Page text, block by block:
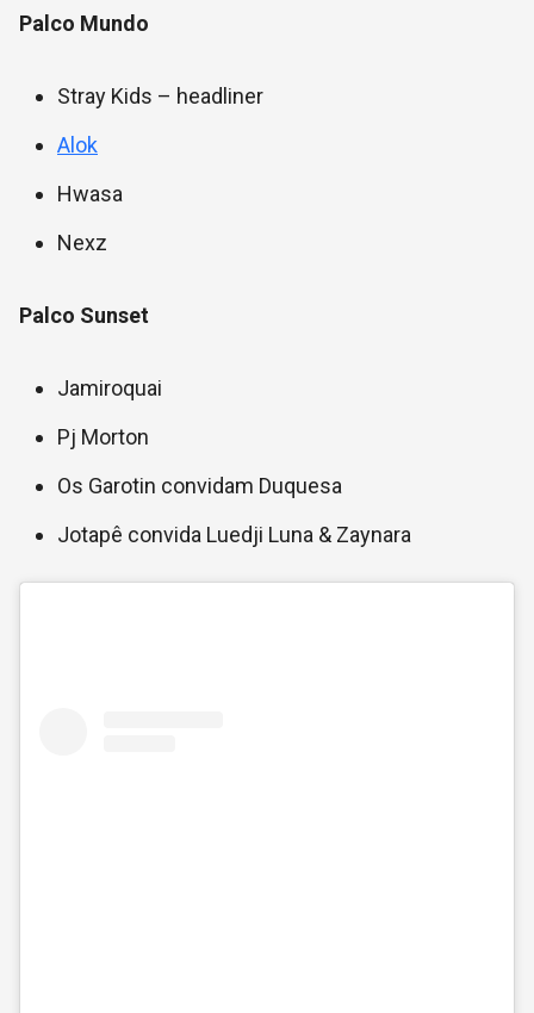
Palco Mundo
Stray Kids – headliner
Alok
Hwasa
Nexz
Palco Sunset
Jamiroquai
Pj Morton
Os Garotin convidam Duquesa
Jotapê convida Luedji Luna & Zaynara